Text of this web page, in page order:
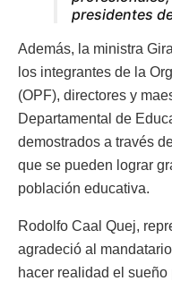
presidentes
Además, la ministra
los integrantes de la
(OPF), directores y
Departamental de
demostrados a través
que se pueden lograr
población educativa.
Rodolfo Caal Quej,
agradeció al
hacer realidad el